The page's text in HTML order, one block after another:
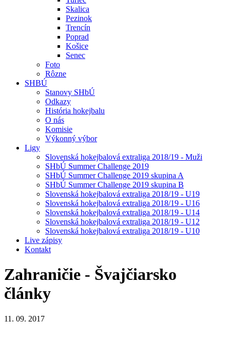
Skalica
Pezinok
Trencín
Poprad
Košice
Senec
Foto
Rôzne
SHBÚ
Stanovy SHbÚ
Odkazy
História hokejbalu
O nás
Komisie
Výkonný výbor
Ligy
Slovenská hokejbalová extraliga 2018/19 - Muži
SHbÚ Summer Challenge 2019
SHbÚ Summer Challenge 2019 skupina A
SHbÚ Summer Challenge 2019 skupina B
Slovenská hokejbalová extraliga 2018/19 - U19
Slovenská hokejbalová extraliga 2018/19 - U16
Slovenská hokejbalová extraliga 2018/19 - U14
Slovenská hokejbalová extraliga 2018/19 - U12
Slovenská hokejbalová extraliga 2018/19 - U10
Live zápisy
Kontakt
Zahraničie - Švajčiarsko
články
11. 09. 2017